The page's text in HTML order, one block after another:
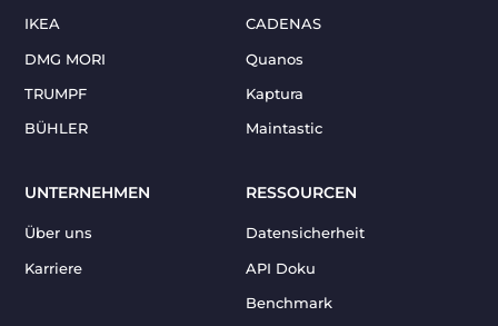
RESSOURCEN
Datensicherheit
API Doku
Benchmark
IKEA
DMG MORI
TRUMPF
BÜHLER
CADENAS
Quanos
Kaptura
Maintastic
UNTERNEHMEN
Über uns
Karriere